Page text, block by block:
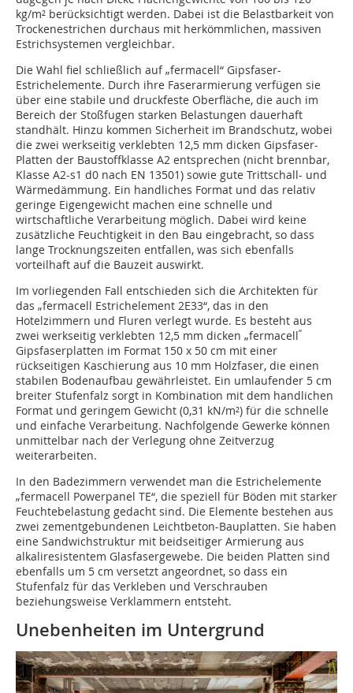
kg/m² berücksichtigt werden. Dabei ist die Belastbarkeit von
Trockenestrichen durchaus mit herkömmlichen, massiven
Estrichsystemen vergleichbar.
Die Wahl fiel schließlich auf „fermacell“ Gipsfaser-
Estrichelemente. Durch ihre Faserarmierung verfügen sie
über eine stabile und druckfeste Oberfläche, die auch im
Bereich der Stoßfugen starken Belastungen dauerhaft
standhält. Hinzu kommen Sicherheit im Brandschutz, wobei
die zwei werkseitig verklebten 12,5 mm dicken Gipsfaser-
Platten der Baustoffklasse A2 entsprechen (nicht brennbar,
Klasse A2-s1 d0 nach EN 13501) sowie gute Trittschall- und
Wärmedämmung. Ein handliches Format und das relativ
geringe Eigengewicht machen eine schnelle und
wirtschaftliche Verarbeitung möglich. Dabei wird keine
zusätzliche Feuchtigkeit in den Bau eingebracht, so dass
lange Trocknungszeiten entfallen, was sich ebenfalls
vorteilhaft auf die Bauzeit auswirkt.
Im vorliegenden Fall entschieden sich die Architekten für
das „fermacell Estrichelement 2E33“, das in den
Hotelzimmern und Fluren verlegt wurde. Es besteht aus
zwei werkseitig verklebten 12,5 mm dicken „fermacell“
Gipsfaserplatten im Format 150 x 50 cm mit einer
rückseitigen Kaschierung aus 10 mm Holzfaser, die einen
stabilen Bodenaufbau gewährleistet. Ein umlaufender 5 cm
breiter Stufenfalz sorgt in Kombination mit dem handlichen
Format und geringem Gewicht (0,31 kN/m²) für die schnelle
und einfache Verarbeitung. Nachfolgende Gewerke können
unmittelbar nach der Verlegung ohne Zeitverzug
weiterarbeiten.
In den Badezimmern verwendet man die Estrichelemente
„fermacell Powerpanel TE“, die speziell für Böden mit starker
Feuchtebelastung gedacht sind. Die Elemente bestehen aus
zwei zementgebundenen Leichtbeton-Bauplatten. Sie haben
eine Sandwichstruktur mit beidseitiger Armierung aus
alkaliresistentem Glasfasergewebe. Die beiden Platten sind
ebenfalls um 5 cm versetzt angeordnet, so dass ein
Stufenfalz für das Verkleben und Verschrauben
beziehungsweise Verklammern entsteht.
Unebenheiten im Untergrund